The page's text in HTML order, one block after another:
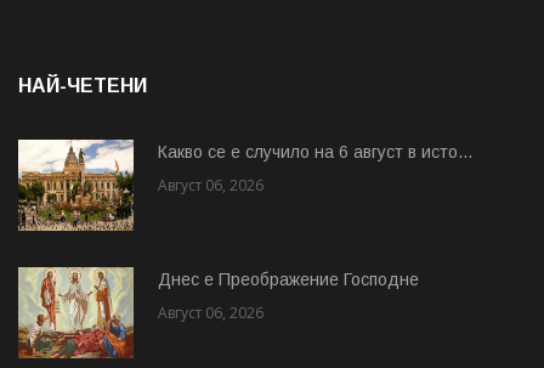
НАЙ-ЧЕТЕНИ
Какво се е случило на 6 август в исто...
Август 06, 2026
Днес е Преображение Господне
Август 06, 2026